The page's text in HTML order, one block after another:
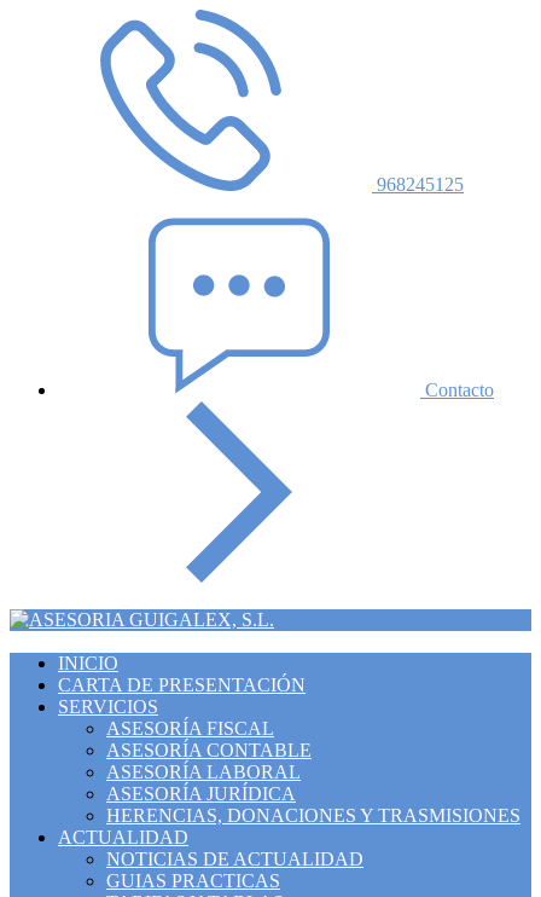
968245125
Contacto
INICIO
CARTA DE PRESENTACIÓN
SERVICIOS
ASESORÍA FISCAL
ASESORÍA CONTABLE
ASESORÍA LABORAL
ASESORÍA JURÍDICA
HERENCIAS, DONACIONES Y TRASMISIONES
ACTUALIDAD
NOTICIAS DE ACTUALIDAD
GUIAS PRACTICAS